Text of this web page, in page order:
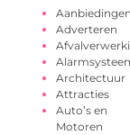
Aanbiedingen
Adverteren
Architectuur
Attracties
Auto’s en
Motoren